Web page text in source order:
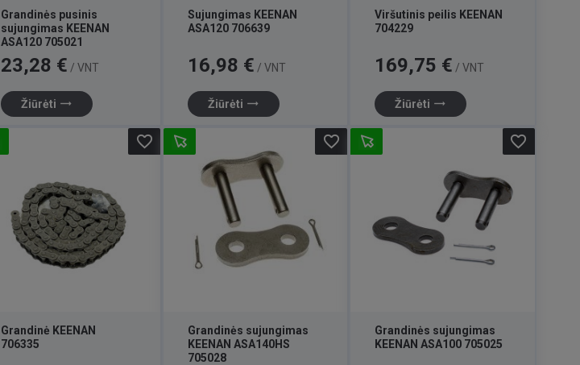
Grandinės pusinis
sujungimas KEENAN
ASA120 705021
Kaina
23,28 € / VNT
Žiūrėti trending_flat
Sujungimas KEENAN
ASA120 706639
Kaina
16,98 € / VNT
Žiūrėti trending_flat
Viršutinis peilis KEENAN
704229
Kaina
169,75 € / VNT
Žiūrėti trending_flat
Grandinė KEENAN
706335
favorite_border
Grandinės sujungimas
KEENAN ASA140HS
705028
favorite_border
Grandinės sujungimas
KEENAN ASA100 705025
favorite_border